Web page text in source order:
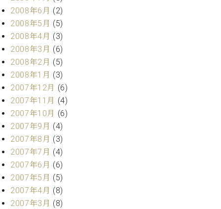
2008年6月 (2)
2008年5月 (5)
2008年4月 (3)
2008年3月 (6)
2008年2月 (5)
2008年1月 (3)
2007年12月 (6)
2007年11月 (4)
2007年10月 (6)
2007年9月 (4)
2007年8月 (3)
2007年7月 (4)
2007年6月 (6)
2007年5月 (5)
2007年4月 (8)
2007年3月 (8)